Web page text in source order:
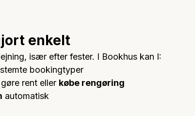
enkelt
især efter fester. I Bookhus kan I:
bookingtyper
rent eller købe rengøring
automatisk